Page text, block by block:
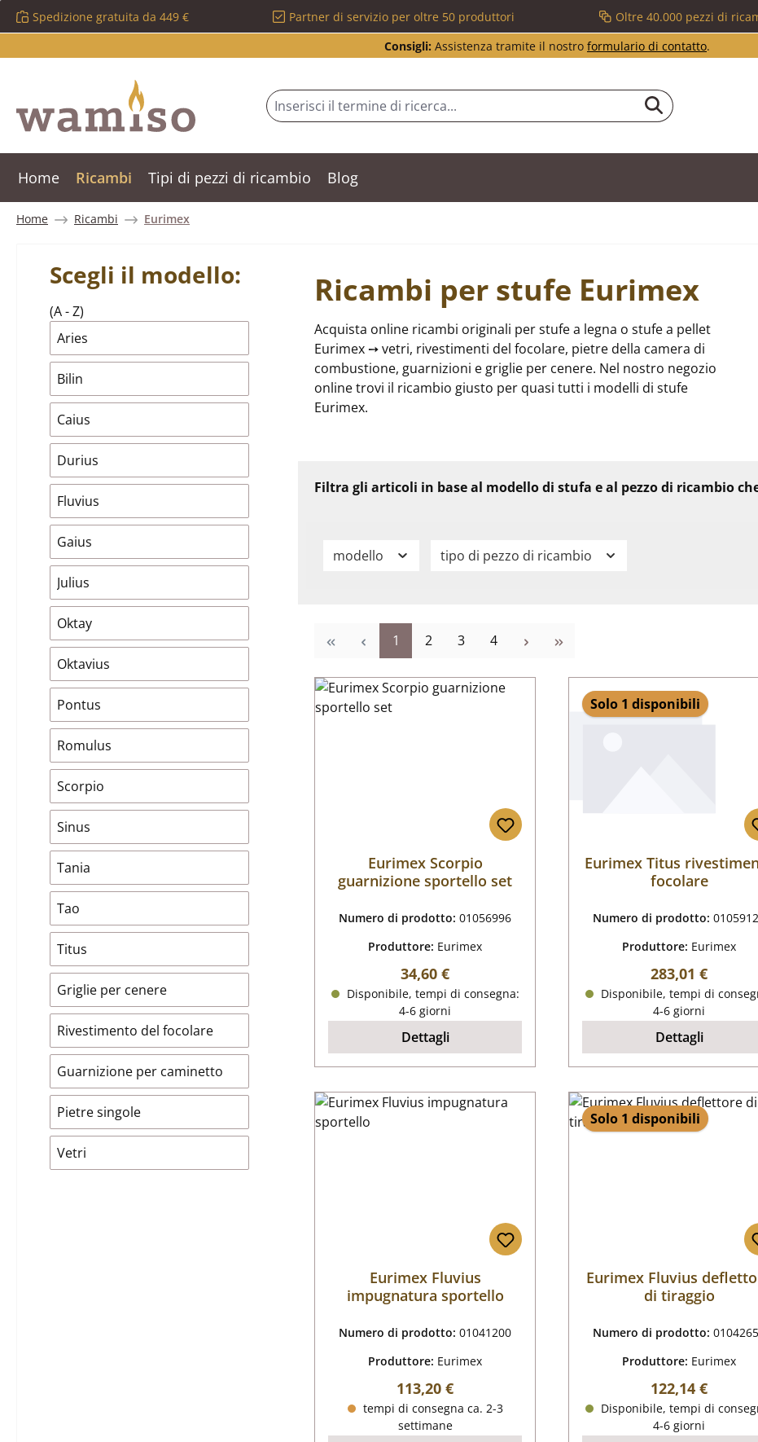
al contenuto principale
Salta alla ricerca
Passa alla navigazione principale
Spedizione gratuita da 449 € Partner di servizio per oltre 50 produttori Oltre 40.000 pezzi di
Consigli: Assistenza tramite il nostro formulario di contatto.
Home Ricambi Tipi di pezzi di ricambio Blog
Home Ricambi Eurimex
Scegli il modello:
(A - Z)
Aries
Bilin
Caius
Durius
Fluvius
Gaius
Julius
Oktay
Oktavius
Pontus
Romulus
Scorpio
Sinus
Tania
Tao
Titus
Griglie per cenere
Rivestimento del focolare
Guarnizione per caminetto
Pietre singole
Vetri
Ricambi per stufe Eurimex
Acquista online ricambi originali per stufe a legna o stufe a pellet
Eurimex ➙ vetri, rivestimenti del focolare, pietre della camera di
combustione, guarnizioni e griglie per cenere. Nel nostro negozio
online trovi il ricambio giusto per quasi tutti i modelli di stufe
Eurimex.
Filtra gli articoli in base al modello di stufa e al pezzo di ricambio
modello tipo di pezzo di ricambio
Pagina
1 Pagina
2 Pagina
3 Pagina
4
Eurimex Scorpio
guarnizione sportello set
Numero di prodotto:01056996
Produttore: Eurimex
Prezzo normale:
34,60 €
Disponibile, tempi di consegna:
4-6 giorni
Dettagli
Solo 1 disponibili
Eurimex Titus
focolare
Numero di prodotto:
Produttore: Eurimex
Prezzo normale:
283,01 €
Disponibile, tempi di
4-6 giorni
Dettagli
Eurimex Fluvius
impugnatura sportello
Numero di prodotto:01041200
Produttore: Eurimex
Prezzo normale:
113,20 €
tempi di consegna ca. 2-3
settimane
Solo 1 disponibili
Eurimex Fluvius
di tiraggio
Numero di prodotto:
Produttore: Eurimex
Prezzo normale:
122,14 €
Disponibile, tempi di
4-6 giorni